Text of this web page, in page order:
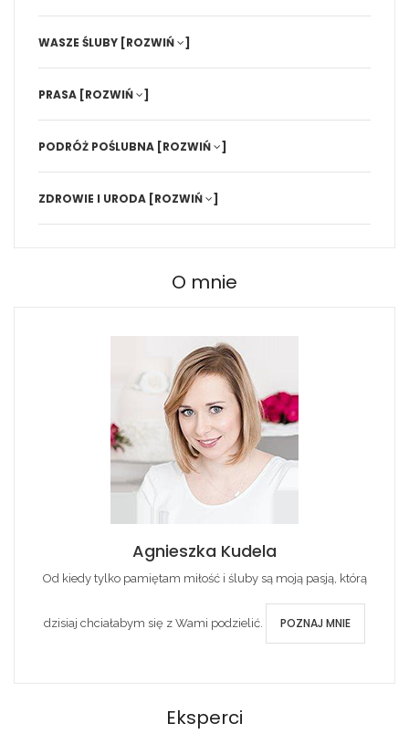
WASZE ŚLUBY [ROZWIŃ ]
PRASA [ROZWIŃ ]
PODRÓŻ POŚLUBNA [ROZWIŃ ]
ZDROWIE I URODA [ROZWIŃ ]
O mnie
Agnieszka Kudela
Od kiedy tylko pamiętam miłość i śluby są moją pasją, którą
dzisiaj chciałabym się z Wami podzielić. POZNAJ MNIE
Eksperci